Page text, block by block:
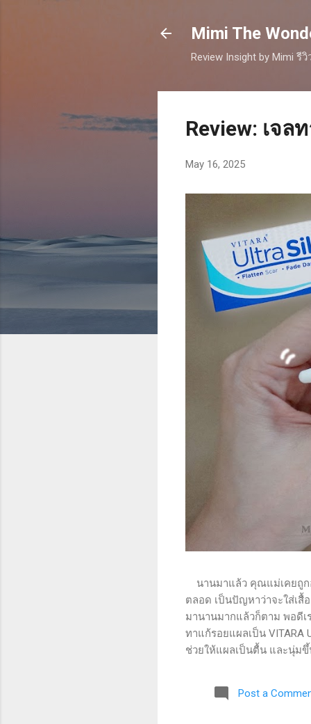
Mimi The
Review Insight by Mimi รี
Review: เจล
May 16, 2025
นานมาแล้ว คุณแม่เคยถูก
ตลอด เป็นปัญหาว่าจะใส่เสื้
มานานมากแล้วก็ตาม พอดีเ
ทาแก้รอยแผลเป็น VITARA
ช่วยให้แผลเป็นตื้น และนุ่ม
tested) รอบกล่องมีรายล
ในทิศทางเดียวกัน ประมา
Post a